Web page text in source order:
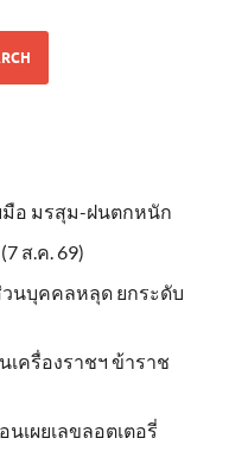
มือ มรสุม-ฝนตกหนัก
ส.ค. 69)
วนบุคคลหลุด ยกระดับ
เครื่องราชฯ ข้าราช
นเผยเลขลอตเตอรี่